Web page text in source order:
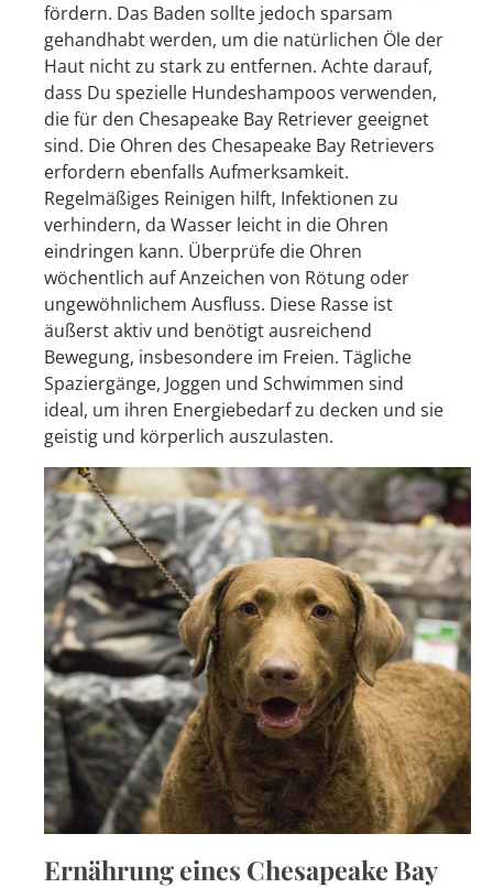
fördern. Das Baden sollte jedoch sparsam
gehandhabt werden, um die natürlichen Öle der
Haut nicht zu stark zu entfernen. Achte darauf,
dass Du spezielle Hundeshampoos verwenden,
die für den Chesapeake Bay Retriever geeignet
sind. Die Ohren des Chesapeake Bay Retrievers
erfordern ebenfalls Aufmerksamkeit.
Regelmäßiges Reinigen hilft, Infektionen zu
verhindern, da Wasser leicht in die Ohren
eindringen kann. Überprüfe die Ohren
wöchentlich auf Anzeichen von Rötung oder
ungewöhnlichem Ausfluss. Diese Rasse ist
äußerst aktiv und benötigt ausreichend
Bewegung, insbesondere im Freien. Tägliche
Spaziergänge, Joggen und Schwimmen sind
ideal, um ihren Energiebedarf zu decken und sie
geistig und körperlich auszulasten.
Ernährung eines Chesapeake Bay